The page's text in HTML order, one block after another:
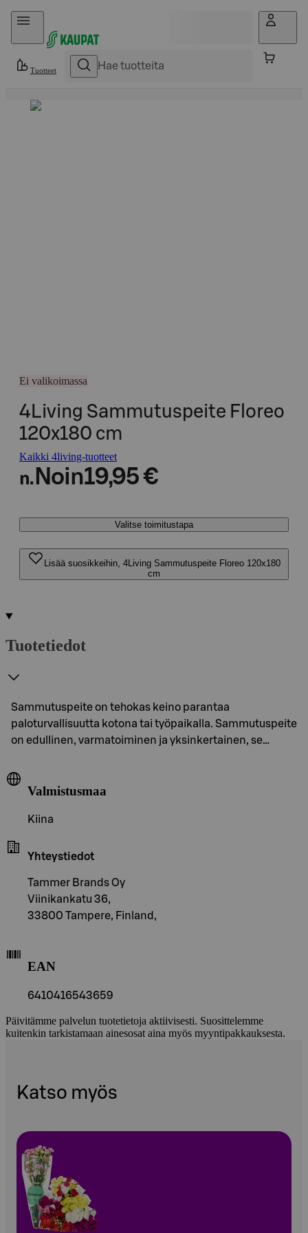
Hyppää sisältöön
Tuotteet
Ei valikoimassa
4Living Sammutuspeite Floreo
120x180 cm
Kaikki 4living-tuotteet
n. Noin19,95 €
Valitse toimitustapa
Lisää suosikkeihin, 4Living Sammutuspeite Floreo 120x180
cm
Tuotetiedot
Sammutuspeite on tehokas keino parantaa
paloturvallisuutta kotona tai työpaikalla. Sammutuspeite
on edullinen, varmatoiminen ja yksinkertainen, se…
Valmistusmaa
Kiina
Yhteystiedot
Tammer Brands Oy
Viinikankatu 36,
33800 Tampere, Finland,
EAN
6410416543659
Päivitämme palvelun tuotetietoja aktiivisesti. Suosittelemme
kuitenkin tarkistamaan ainesosat aina myös myyntipakkauksesta.
Katso myös